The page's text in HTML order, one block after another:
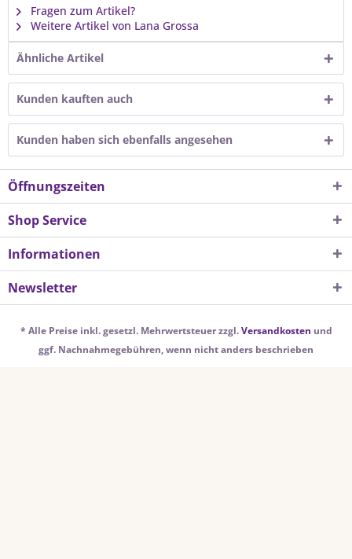
Fragen zum Artikel?
Weitere Artikel von Lana Grossa
Ähnliche Artikel
Kunden kauften auch
Kunden haben sich ebenfalls angesehen
Öffnungszeiten
Shop Service
Informationen
Newsletter
* Alle Preise inkl. gesetzl. Mehrwertsteuer zzgl.Versandkosten und
ggf. Nachnahmegebühren, wenn nicht anders beschrieben